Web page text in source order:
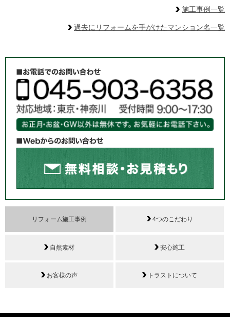
施工事例一覧
過去にリフォームを手がけたマンション名一覧
リフォーム施工事例 4つのこだわり
自然素材 安心施工
お客様の声 トラストについて